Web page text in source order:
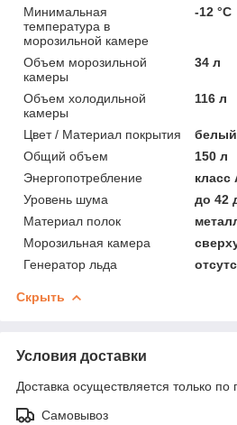
Минимальная
температура в
морозильной камере
-12 °C
Объем морозильной
камеры
34 л
Объем холодильной
камеры
116 л
Цвет / Материал покрытия
белый
Общий объем
150 л
Энергопотребление
класс
Уровень шума
до 42
Материал полок
Морозильная камера
Генератор льда
Скрыть
Условия доставки
Доставка осуществляется только по
Самовывоз